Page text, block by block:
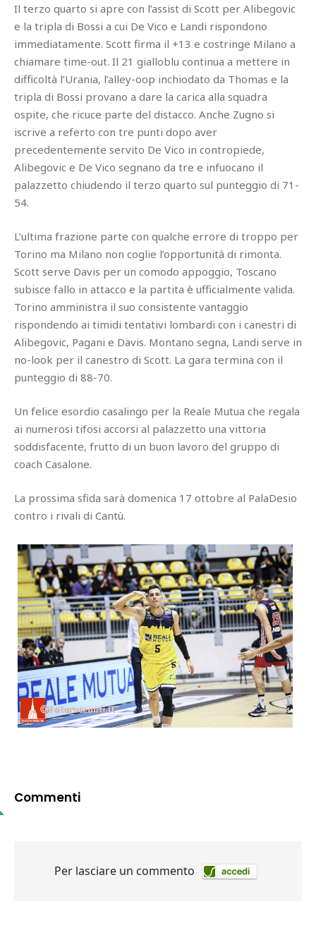
Il terzo quarto si apre con l’assist di Scott per Alibegovic
e la tripla di Bossi a cui De Vico e Landi rispondono
immediatamente. Scott firma il +13 e costringe Milano a
chiamare time-out. Il 21 gialloblu continua a mettere in
difficoltà l’Urania, l’alley-oop inchiodato da Thomas e la
tripla di Bossi provano a dare la carica alla squadra
ospite, che ricuce parte del distacco. Anche Zugno si
iscrive a referto con tre punti dopo aver
precedentemente servito De Vico in contropiede,
Alibegovic e De Vico segnano da tre e infuocano il
palazzetto chiudendo il terzo quarto sul punteggio di 71-
54.
L’ultima frazione parte con qualche errore di troppo per
Torino ma Milano non coglie l’opportunità di rimonta.
Scott serve Davis per un comodo appoggio, Toscano
subisce fallo in attacco e la partita è ufficialmente valida.
Torino amministra il suo consistente vantaggio
rispondendo ai timidi tentativi lombardi con i canestri di
Alibegovic, Pagani e Davis. Montano segna, Landi serve in
no-look per il canestro di Scott. La gara termina con il
punteggio di 88-70.
Un felice esordio casalingo per la Reale Mutua che regala
ai numerosi tifosi accorsi al palazzetto una vittoria
soddisfacente, frutto di un buon lavoro del gruppo di
coach Casalone.
La prossima sfida sarà domenica 17 ottobre al PalaDesio
contro i rivali di Cantù.
Commenti